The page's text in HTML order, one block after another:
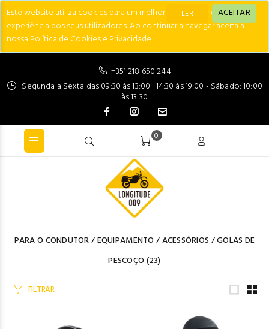
Este website utiliza cookies para um melhor desempenho e
experiência dos seus utilizadores. Ao continuar a navegar aceita a
nossa Política de Cookies e Privacidade.
LER ACEITAR
+351 218 650 244
Segunda a Sexta das 09:30 às 13:00 | 14:30 às 19:00 - Sábado: 10:00
às 13:30
0
PARA O CONDUTOR/EQUIPAMENTO /ACESSÓRIOS /GOLAS DE
PESCOÇO (23)
FILTRAR